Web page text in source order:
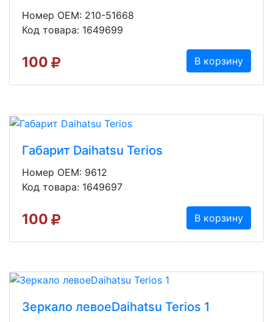
Номер OEM: 210-51668
Код товара: 1649699
100 В корзину
Габарит Daihatsu Terios
Номер OEM: 9612
Код товара: 1649697
100 В корзину
Зеркало левоеDaihatsu Terios 1